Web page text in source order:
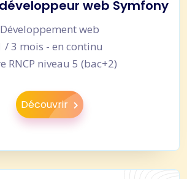
web Symfony
Développement web
/ 3 mois - en continu
RNCP niveau 5 (bac+2)
Découvrir